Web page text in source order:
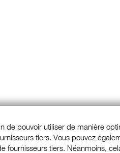
pouvoir utiliser de manière
tiers. Vous pouvez
fournisseurs tiers. Néanmoins,